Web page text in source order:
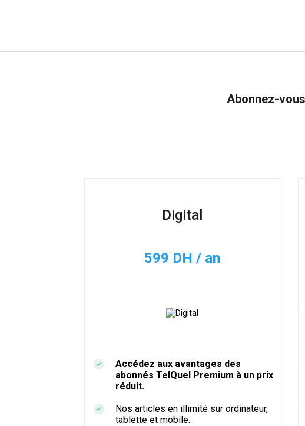
Abonnez-
Digital
599 DH / an
Accédez aux avantages des
abonnés TelQuel Premium à un prix
réduit.
Nos articles en illimité sur ordinateur,
tablette et mobile.